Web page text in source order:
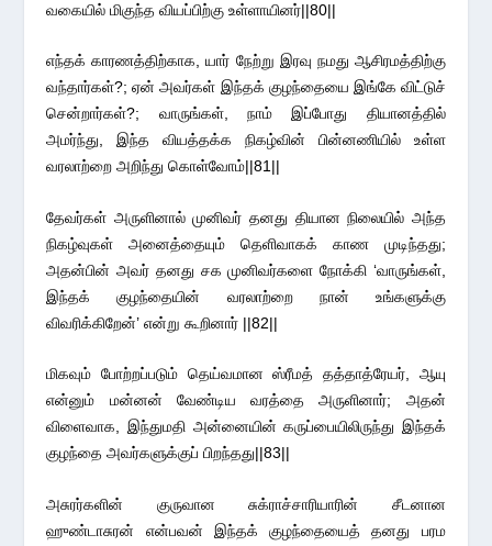
வகையில் மிகுந்த வியப்பிற்கு உள்ளாயினர்||80||
எந்தக் காரணத்திற்காக, யார் நேற்று இரவு நமது ஆசிரமத்திற்கு
வந்தார்கள்?; ஏன் அவர்கள் இந்தக் குழந்தையை இங்கே விட்டுச்
சென்றார்கள்?; வாருங்கள், நாம் இப்போது தியானத்தில்
அமர்ந்து, இந்த வியத்தக்க நிகழ்வின் பின்னணியில் உள்ள
வரலாற்றை அறிந்து கொள்வோம்||81||
தேவர்கள் அருளினால் முனிவர் தனது தியான நிலையில் அந்த
நிகழ்வுகள் அனைத்தையும் தெளிவாகக் காண முடிந்தது;
அதன்பின் அவர் தனது சக முனிவர்களை நோக்கி ‘வாருங்கள்,
இந்தக் குழந்தையின் வரலாற்றை நான் உங்களுக்கு
விவரிக்கிறேன்’ என்று கூறினார் ||82||
மிகவும் போற்றப்படும் தெய்வமான ஸ்ரீமத் தத்தாத்ரேயர், ஆயு
என்னும் மன்னன் வேண்டிய வரத்தை அருளினார்; அதன்
விளைவாக, இந்துமதி அன்னையின் கருப்பையிலிருந்து இந்தக்
குழந்தை அவர்களுக்குப் பிறந்தது||83||
அசுரர்களின் குருவான சுக்ராச்சாரியாரின் சீடனான
ஹுண்டாசுரன் என்பவன் இந்தக் குழந்தையைத் தனது பரம